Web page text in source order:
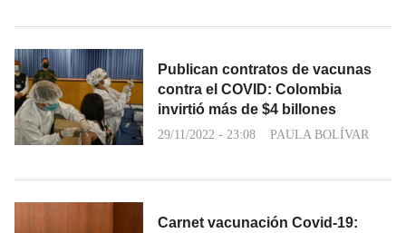
Publican contratos de vacunas
contra el COVID: Colombia
invirtió más de $4 billones
29/11/2022 - 23:08 PAULA BOLÍVAR
Carnet vacunación Covid-19: